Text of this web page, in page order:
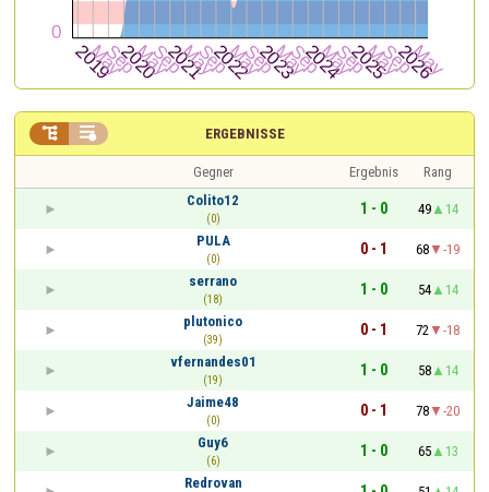
ERGEBNISSE
 
Gegner Ergebnis
Rang
Colito12
(0)
1 - 0 49
14
PULA
(0)
0 - 1 68
-19
serrano
(18)
1 - 0 54
14
plutonico
(39)
0 - 1 72
-18
vfernandes01
(19)
1 - 0 58
14
Jaime48
(0)
0 - 1 78
-20
Guy6
(6)
1 - 0 65
13
Redrovan